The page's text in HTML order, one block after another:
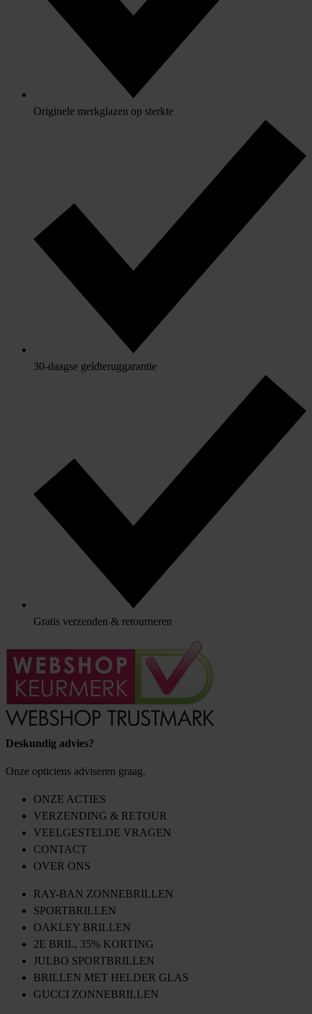
Originele merkglazen op sterkte
30-daagse geldteruggarantie
Gratis verzenden & retourneren
Deskundig advies?
Onze opticiens adviseren graag.
ONZE ACTIES
VERZENDING & RETOUR
VEELGESTELDE VRAGEN
CONTACT
OVER ONS
RAY-BAN ZONNEBRILLEN
SPORTBRILLEN
OAKLEY BRILLEN
2E BRIL, 35% KORTING
JULBO SPORTBRILLEN
BRILLEN MET HELDER GLAS
GUCCI ZONNEBRILLEN